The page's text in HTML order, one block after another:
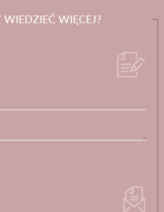
WIEDZIEĆ WIĘCEJ?